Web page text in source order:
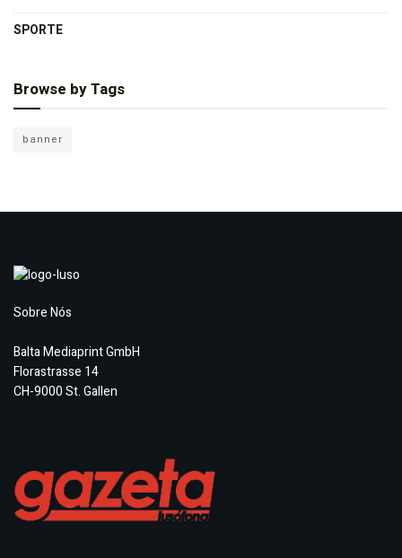
SPORTE
Browse by Tags
banner
Sobre Nós
Balta Mediaprint GmbH
Florastrasse 14
CH-9000 St. Gallen